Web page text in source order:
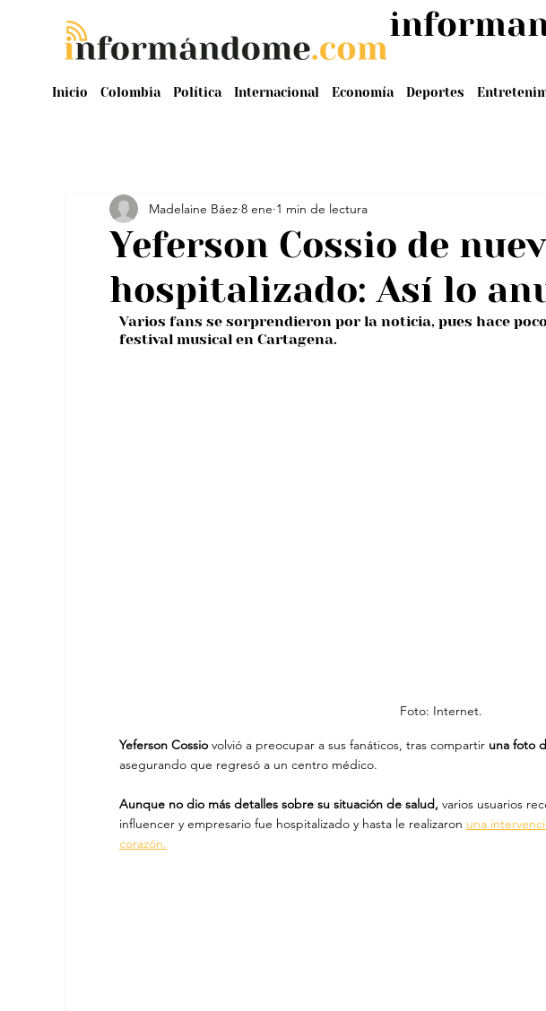
Inicio Colombia Política Internacional Economía Deportes
Yeferson Cossio de
hospitalizado: Así lo
Madelaine Báez 8 ene 1 min de lectura
Varios fans se sorprendieron por la noticia, pues hace
festival musical en Cartagena.
Foto: Internet.
Yeferson Cossio volvió a preocupar a sus fanáticos, tras compartir una foto
asegurando que regresó a un centro médico.
Aunque no dio más detalles sobre su situación de salud, varios usuarios
influencer y empresario fue hospitalizado y hasta le realizaron una
corazón.